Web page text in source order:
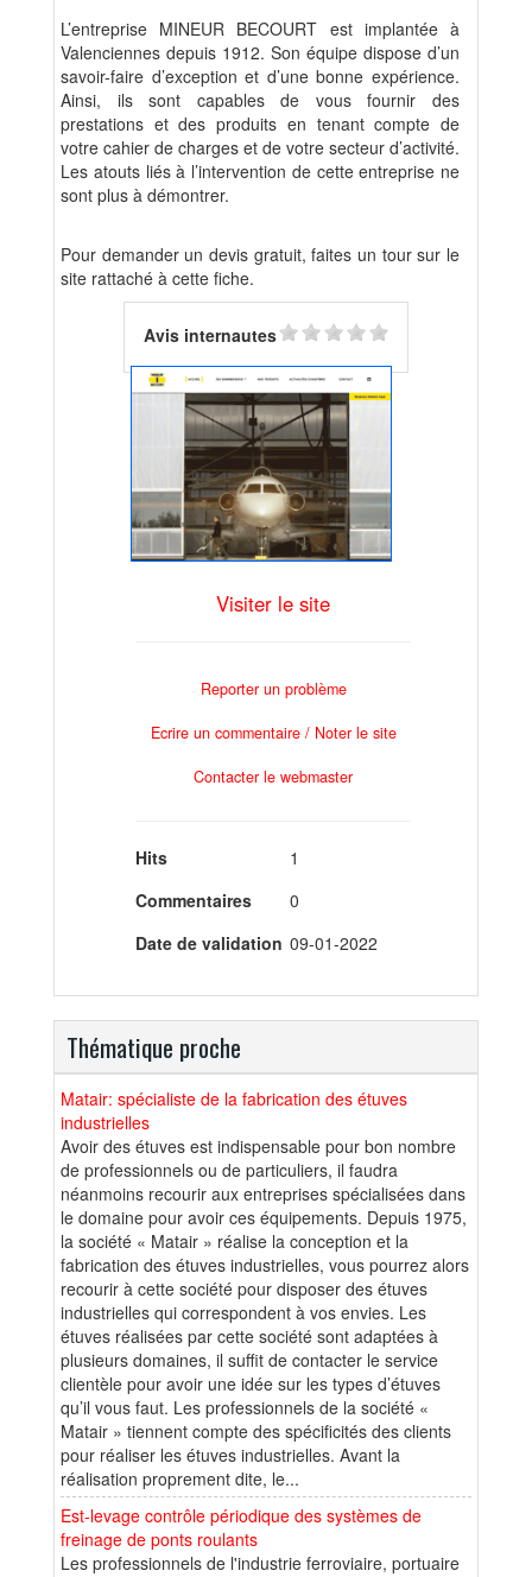
L’entreprise MINEUR BECOURT est implantée à
Valenciennes depuis 1912. Son équipe dispose d’un
savoir-faire d’exception et d’une bonne expérience.
Ainsi, ils sont capables de vous fournir des
prestations et des produits en tenant compte de
votre cahier de charges et de votre secteur d’activité.
Les atouts liés à l’intervention de cette entreprise ne
sont plus à démontrer.
Pour demander un devis gratuit, faites un tour sur le
site rattaché à cette fiche.
Avis internautes
Visiter le site
Reporter un problème
Ecrire un commentaire / Noter le site
Contacter le webmaster
Hits
1
Commentaires
0
Date de validation 09-01-2022
Thématique proche
Matair: spécialiste de la fabrication des étuves
industrielles
Avoir des étuves est indispensable pour bon nombre
de professionnels ou de particuliers, il faudra
néanmoins recourir aux entreprises spécialisées dans
le domaine pour avoir ces équipements. Depuis 1975,
la société « Matair » réalise la conception et la
fabrication des étuves industrielles, vous pourrez alors
recourir à cette société pour disposer des étuves
industrielles qui correspondent à vos envies. Les
étuves réalisées par cette société sont adaptées à
plusieurs domaines, il suffit de contacter le service
clientèle pour avoir une idée sur les types d’étuves
qu’il vous faut. Les professionnels de la société «
Matair » tiennent compte des spécificités des clients
pour réaliser les étuves industrielles. Avant la
réalisation proprement dite, le...
Est-levage contrôle périodique des systèmes de
freinage de ponts roulants
Les professionnels de l'industrie ferroviaire, portuaire